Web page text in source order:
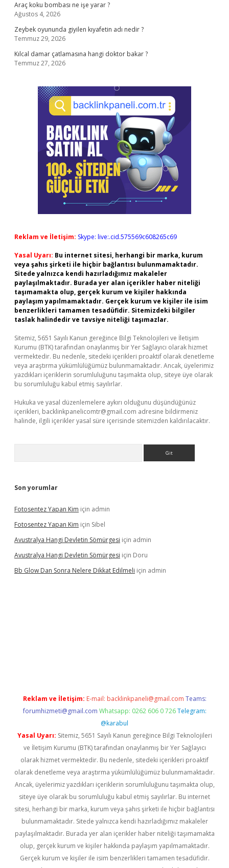
Araç koku bombası ne işe yarar ?
Ağustos 4, 2026
Zeybek oyununda giyilen kıyafetin adı nedir ?
Temmuz 29, 2026
Kılcal damar çatlamasına hangi doktor bakar ?
Temmuz 27, 2026
Reklam ve İletişim: Skype: live:.cid.575569c608265c69
Yasal Uyarı: Bu internet sitesi, herhangi bir marka, kurum
veya şahıs şirketi ile hiçbir bağlantısı bulunmamaktadır.
Sitede yalnızca kendi hazırladığımız makaleler
paylaşılmaktadır. Burada yer alan içerikler haber niteliği
taşımamakta olup, gerçek kurum ve kişiler hakkında
paylaşım yapılmamaktadır. Gerçek kurum ve kişiler ile isim
benzerlikleri tamamen tesadüfidir. Sitemizdeki bilgiler
taslak halindedir ve tavsiye niteliği taşımazlar.
Sitemiz, 5651 Sayılı Kanun gereğince Bilgi Teknolojileri ve İletişim
Kurumu (BTK) tarafından onaylanmış bir Yer Sağlayıcı olarak hizmet
vermektedir. Bu nedenle, sitedeki içerikleri proaktif olarak denetleme
veya araştırma yükümlülüğümüz bulunmamaktadır. Ancak, üyelerimiz
yazdıkları içeriklerin sorumluluğunu taşımakta olup, siteye üye olarak
bu sorumluluğu kabul etmiş sayılırlar.
Hukuka ve yasal düzenlemelere aykırı olduğunu düşündüğünüz
içerikleri, backlinkpanelicomtr@gmail.com adresine bildirmeniz
halinde, ilgili içerikler yasal süre içerisinde sitemizden kaldırılacaktır.
Son yorumlar
Fotosentez Yapan Kim için admin
Fotosentez Yapan Kim için Sibel
Avustralya Hangi Devletin Sömürgesi için admin
Avustralya Hangi Devletin Sömürgesi için Doru
Bb Glow Dan Sonra Nelere Dikkat Edilmeli için admin
Reklam ve İletişim: E-mail: backlinkpaneli@gmail.com Teams:
forumhizmeti@gmail.com Whatsapp: 0262 606 0 726 Telegram:
@karabul
Yasal Uyarı: Sitemiz, 5651 Sayılı Kanun gereğince Bilgi Teknolojileri
ve İletişim Kurumu (BTK) tarafından onaylanmış bir Yer Sağlayıcı
olarak hizmet vermektedir. Bu nedenle, sitedeki içerikleri proaktif
olarak denetleme veya araştırma yükümlülüğümüz bulunmamaktadır.
Ancak, üyelerimiz yazdıkları içeriklerin sorumluluğunu taşımakta olup,
siteye üye olarak bu sorumluluğu kabul etmiş sayılırlar. Bu internet
sitesi, herhangi bir marka, kurum veya şahıs şirketi ile hiçbir bağlantısı
bulunmamaktadır. Sitede yalnızca kendi hazırladığımız makaleler
paylaşılmaktadır. Burada yer alan içerikler haber niteliği taşımamakta
olup, gerçek kurum ve kişiler hakkında paylaşım yapılmamaktadır.
Gerçek kurum ve kişiler ile isim benzerlikleri tamamen tesadüfidir.